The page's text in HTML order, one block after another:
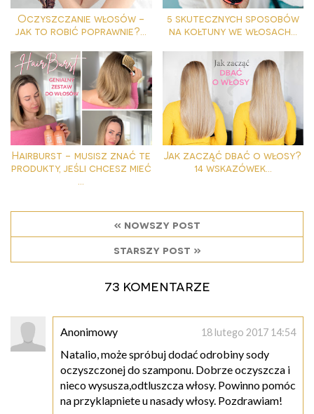
Oczyszczanie włosów -
jak to robić poprawnie?...
5 skutecznych sposobów
na kołtuny we włosach...
Hairburst - musisz znać te
produkty, jeśli chcesz mieć
Jak zacząć dbać o włosy?
14 wskazówek...
« nowszy post
starszy post »
73 komentarze
Anonimowy 18 lutego 2017 14:54
Natalio, może spróbuj dodać odrobiny sody
oczyszczonej do szamponu. Dobrze oczyszcza i
nieco wysusza,odtluszcza włosy. Powinno pomóc
na przyklapniete u nasady włosy. Pozdrawiam!